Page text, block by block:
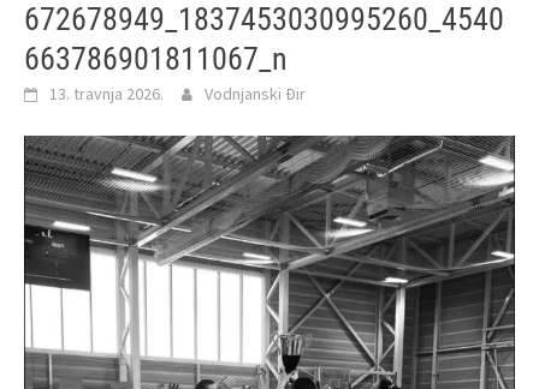
672678949_1837453030995260_4540
663786901811067_n
13. travnja 2026. Vodnjanski Đir